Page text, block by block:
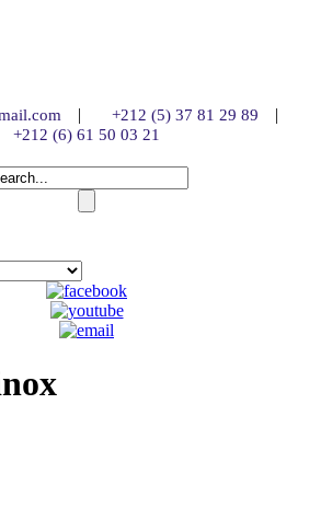
| +212 (5) 37 81 29 89 |
+212 (6) 61 50 03 21